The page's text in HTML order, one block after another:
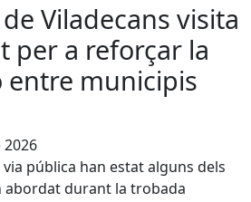
Viladecans visita
per a reforçar la
entre municipis
pública han estat alguns dels
abordat durant la trobada